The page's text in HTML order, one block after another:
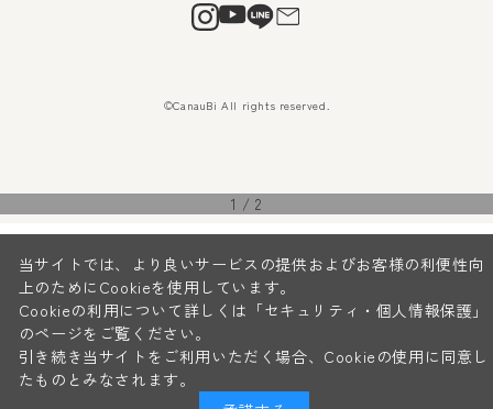
1 /2
©CanauBi All rights reserved.
当サイトでは、より良いサービスの提供およびお客様の利便性向
上のためにCookieを使用しています。
Cookieの利用について詳しくは 「セキュリティ・個人情報保護」
のページをご覧ください。
引き続き当サイトをご利用いただく場合、Cookieの使用に同意し
たものとみなされます。